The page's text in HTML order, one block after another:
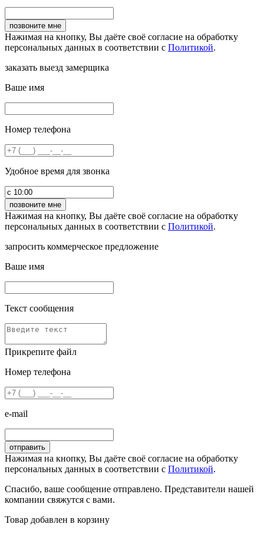
Нажимая на кнопку, Вы даёте своё согласие на обработку
персональных данных в соответствии с Политикой.
заказать выезд замерщика
Ваше имя
Номер телефона
Удобное время для звонка
Нажимая на кнопку, Вы даёте своё согласие на обработку
персональных данных в соответствии с Политикой.
запросить коммерческое предложение
Ваше имя
Текст сообщения
Прикрепите файл
Номер телефона
e-mail
Нажимая на кнопку, Вы даёте своё согласие на обработку
персональных данных в соответствии с Политикой.
Спасибо, ваше сообщение отправлено. Представители нашей
компании свяжутся с вами.
Товар добавлен в корзину